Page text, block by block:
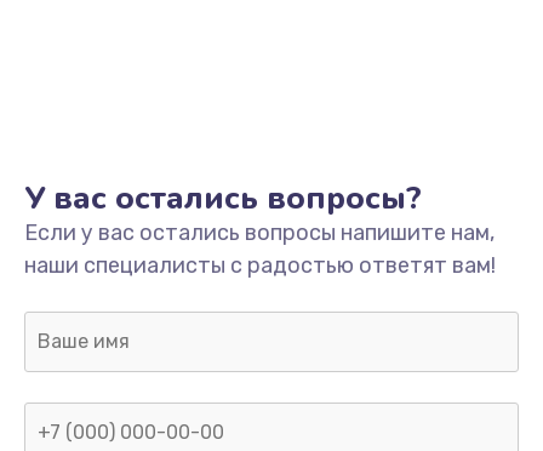
1045 руб.
Заказать
Заказать
Ремонт цепей питания
У вас остались вопросы?
Если у вас остались вопросы напишите нам,
наши специалисты с радостью ответят вам!